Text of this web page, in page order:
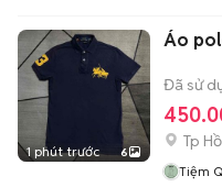
1 phút trước 6
Áo
Đã sử
Tp
Tiệm